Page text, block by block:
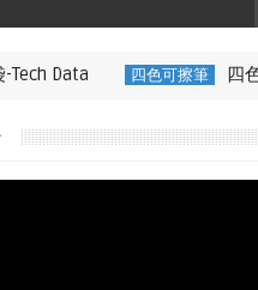
色可擦筆 四色可擦筆-百通電纜